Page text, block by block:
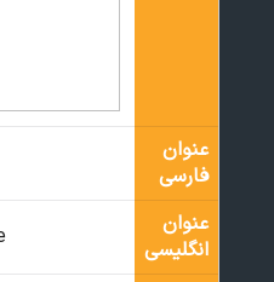
عنوان
فارسی
عنوان
انگلیسی